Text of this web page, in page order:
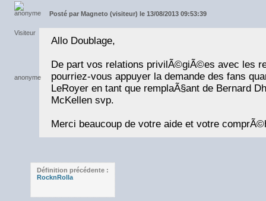
Posté par Magneto (visiteur) le 13/08/2013 09:53:39
Allo Doublage,
De part vos relations privilÃ©giÃ©es avec les
pourriez-vous appuyer la demande des fans
LeRoyer en tant que remplaÃ§ant de Bernard
McKellen svp.
Merci beaucoup de votre aide et votre
Définition précédente :
RocknRolla